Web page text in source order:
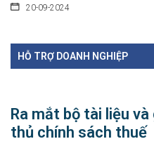
20-09-2024
HỖ TRỢ DOANH NGHIỆP
Ra mắt bộ tài liệu
thủ chính sách thuế